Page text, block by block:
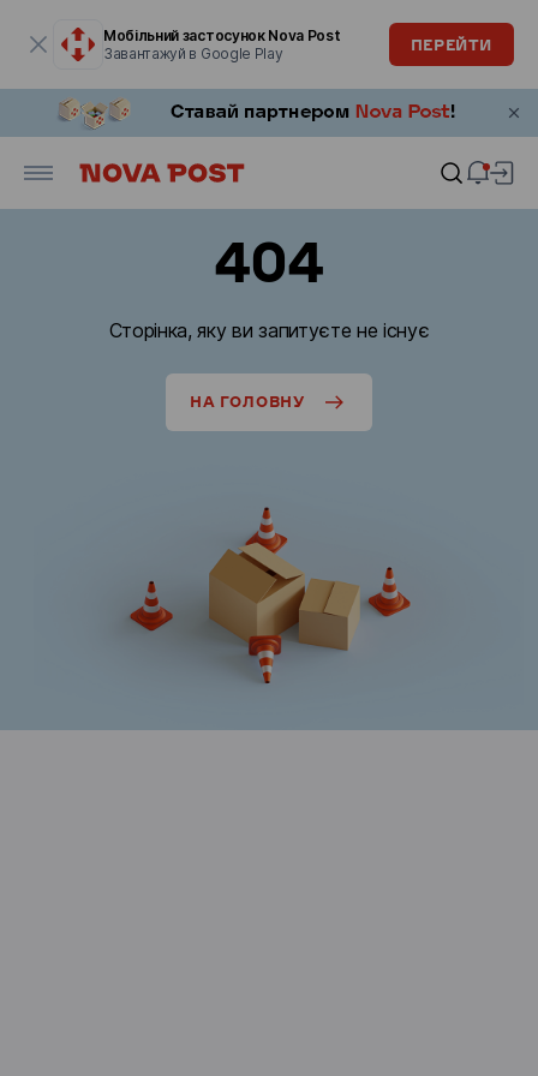
Мобільний застосунок Nova Post
Завантажуй в Google Play
ПЕРЕЙТИ
404
Сторінка, яку ви запитуєте не існує
НА ГОЛОВНУ